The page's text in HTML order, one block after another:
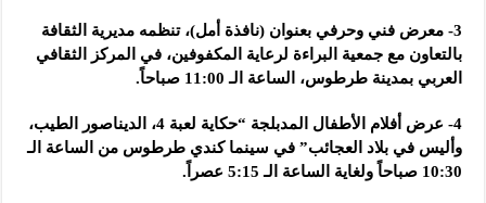
3- معرض فني وحرفي بعنوان (نافذة أمل)، تنظمه مديرية الثقافة
بالتعاون مع جمعية البراءة لرعاية المكفوفين، في المركز الثقافي
العربي بمدينة طرطوس، الساعة الـ 11:00 صباحاً.
4- عرض أفلام الأطفال المدبلجة “حكاية لعبة 4، الديناصور الطيب،
وأليس في بلاد العجائب” في سينما كندي طرطوس من الساعة الـ
10:30 صباحاً ولغاية الساعة الـ 5:15 عصراً.